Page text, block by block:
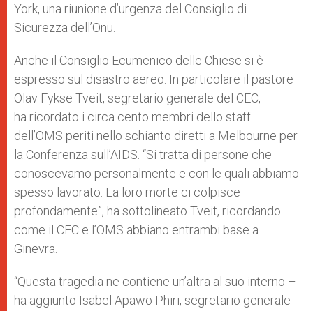
York, una riunione d’urgenza del Consiglio di
Sicurezza dell’Onu.
Anche il Consiglio Ecumenico delle Chiese si è
espresso sul disastro aereo. In particolare il pastore
Olav Fykse Tveit, segretario generale del CEC,
ha ricordato i circa cento membri dello staff
dell’OMS periti nello schianto diretti a Melbourne per
la Conferenza sull’AIDS. “Si tratta di persone che
conoscevamo personalmente e con le quali abbiamo
spesso lavorato. La loro morte ci colpisce
profondamente”, ha sottolineato Tveit, ricordando
come il CEC e l’OMS abbiano entrambi base a
Ginevra.
“Questa tragedia ne contiene un’altra al suo interno –
ha aggiunto Isabel Apawo Phiri, segretario generale